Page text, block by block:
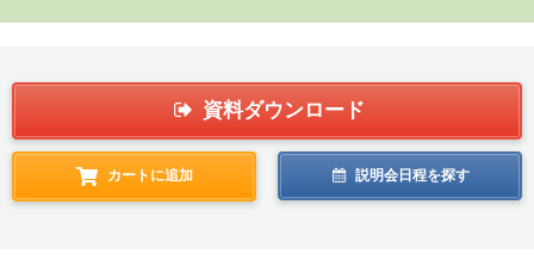
資料ダウンロード
カートに追加 説明会日程を探す